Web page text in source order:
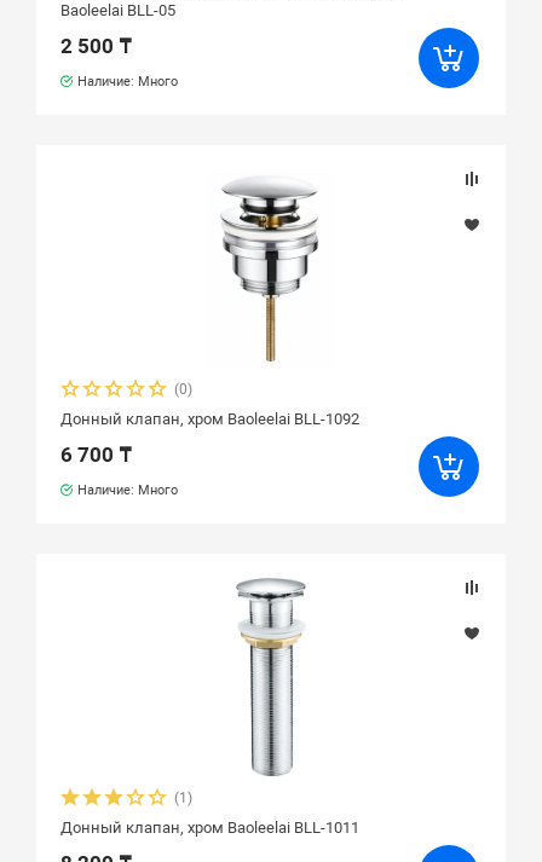
Baoleelai BLL-05
2 500 ₸
Наличие: Много
(0)
Донный клапан, хром Baoleelai BLL-1092
6 700 ₸
Наличие: Много
(1)
Донный клапан, хром Baoleelai BLL-1011